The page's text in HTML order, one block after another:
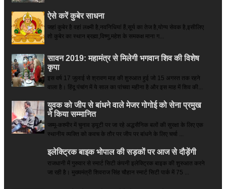
ऐसे करें कुबेर साधना
जहां कुबेर है­ वहां लक्ष्मी है,नवनिधियां हैं,सूर्य का तेज है,योग्य सेवक है,इसीलिए
तो कुबेर का स्थान ब्रह्मा,विष्णु,महेश के समकक्ष माना ग...
सावन 2019: महामंत्र से मिलेगी भगवान शिव की विशेष
कृपा
इस वर्ष 17 जुलाई से श्रावण माह की शुरुआत हुई जो 15 अगस्त तक रहने
वाला है। हिंदू पंचांग में ये साल का पांचवा महीना है और इस माह में शिव की...
युवक को जीप से बांधने वाले मेजर गोगोई को सेना प्रमुख
ने किया सम्‍मानित
जम्मू-कश्मीर में चुनाव ड्यूटी पर जा रहे अद्धसैनिक बलों की सुरक्षा के लिए एक
स्थानीय व्यक्ति को कवच के तौर पर जीप पर बांधने के लिए चर्चा ...
इलेक्ट्रिक बाइक भोपाल की सड़कों पर आज से दौड़ेंगी
राजधानी में गुरुवार से स्मार्ट सिटी कंपनी इलेक्ट्रिक बाइक की शुरुआत करने
जा रही है। मुख्यमंत्री शिवराज सिंह चौहान स्मार्ट सिटी पार्क में 75 ...